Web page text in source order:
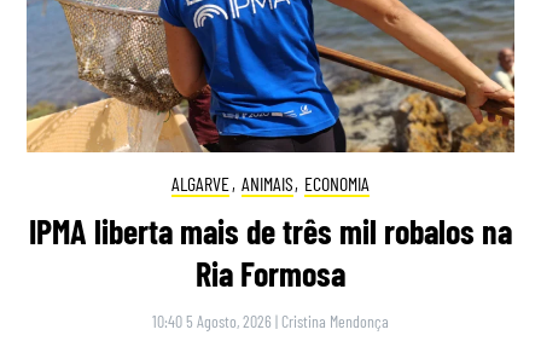
ALGARVE, ANIMAIS, ECONOMIA
IPMA liberta mais de três mil robalos na
Ria Formosa
10:40 5 Agosto, 2026 | Cristina Mendonça